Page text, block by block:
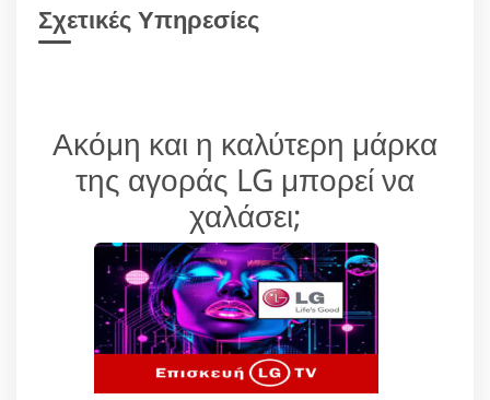
Σχετικές Υπηρεσίες
Ακόμη και η καλύτερη μάρκα
της αγοράς LG μπορεί να
χαλάσει;